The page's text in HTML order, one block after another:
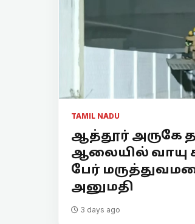
TAMIL NADU
ஆத்தூர் அருகே
ஆலையில் வாயு
பேர்
அனுமதி
3 days ago